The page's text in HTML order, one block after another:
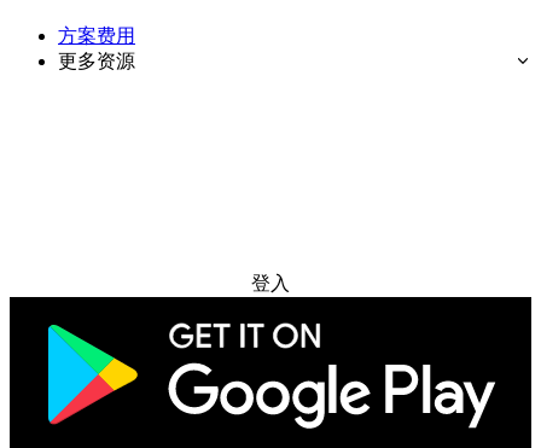
方案费用
更多资源
登入